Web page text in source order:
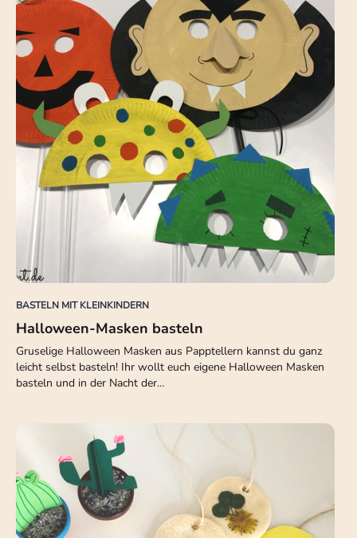
BASTELN MIT KLEINKINDERN
Halloween-Masken basteln
Gruselige Halloween Masken aus Papptellern kannst du ganz
leicht selbst basteln! Ihr wollt euch eigene Halloween Masken
basteln und in der Nacht der…